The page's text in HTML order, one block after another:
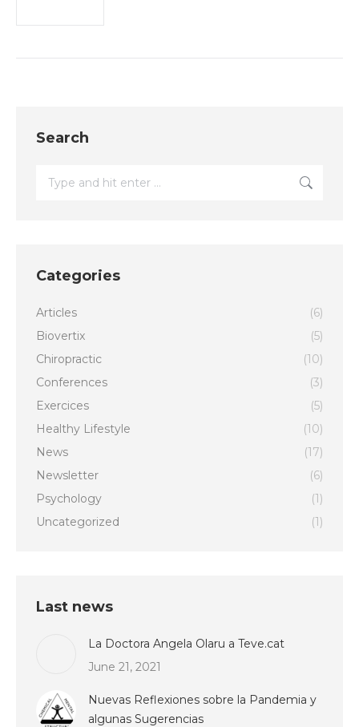
Search
Search:
Categories
Articles
(6)
Biovertix
(5)
Chiropractic
(10)
Conferences
(3)
Exercices
(5)
Healthy Lifestyle
(10)
News
(17)
Newsletter
(6)
Psychology
(1)
Uncategorized
(1)
Last news
La Doctora Angela Olaru a Teve.cat
June 21, 2021
Nuevas Reflexiones sobre la Pandemia y
algunas Sugerencias